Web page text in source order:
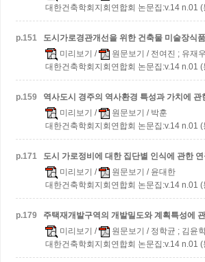
대한건축학회지회연합회 논문집:v.14 n.01
p.151
도시가로경관개선을 위한 건축물 미술장식
미리보기 / 원문보기 / 전여진 ; 유재우
대한건축학회지회연합회 논문집:v.14 n.01
p.159 역사도시 경주의 역사환경 특성과 가치에 관
미리보기 / 원문보기 / 박훈
대한건축학회지회연합회 논문집:v.14 n.01
p.171 도시 가로정비에 대한 집단별 인식에 관한
미리보기 / 원문보기 / 윤대한
대한건축학회지회연합회 논문집:v.14 n.01
p.179 주택재개발구역의 개발밀도와 계획특성에
미리보기 / 원문보기 / 정학균 ; 김윤
대한건축학회지회연합회 논문집:v.14 n.01